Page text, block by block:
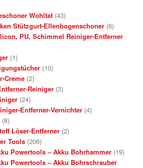
Wohltat (43)
Stützgurt-Ellenbogenschoner (6)
PU, Schimmel Reiniger-Entferner
(1)
(10)
Creme (2)
Reiniger (3)
(24)
Entferner-Vernichter (4)
(8)
Löser-Entferner (2)
Tools (206)
Powertools – Akku Bohrhammer (19)
Powertools – Akku Bohrschrauber